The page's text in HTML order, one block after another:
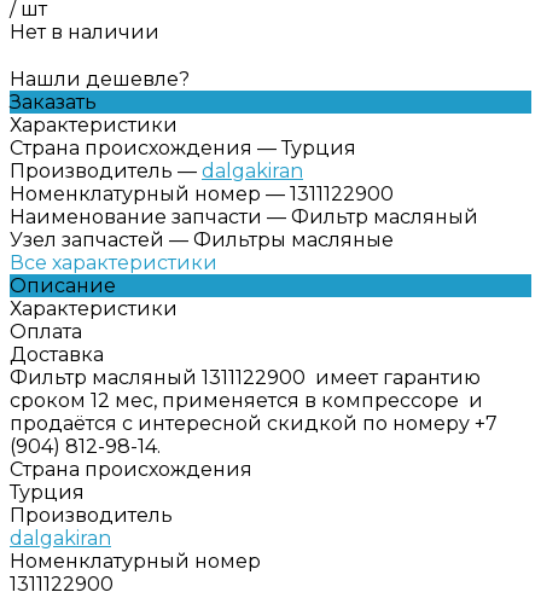
/ шт
Нет в наличии
Нашли дешевле?
Заказать
Характеристики
Страна происхождения — Турция
Производитель — dalgakiran
Номенклатурный номер — 1311122900
Наименование запчасти — Фильтр масляный
Узел запчастей — Фильтры масляные
Все характеристики
Описание
Характеристики
Оплата
Доставка
Фильтр масляный 1311122900 имеет гарантию
сроком 12 мес, применяется в компрессоре и
продаётся с интересной скидкой по номеру +7
(904) 812-98-14.
Страна происхождения
Турция
Производитель
dalgakiran
Номенклатурный номер
1311122900